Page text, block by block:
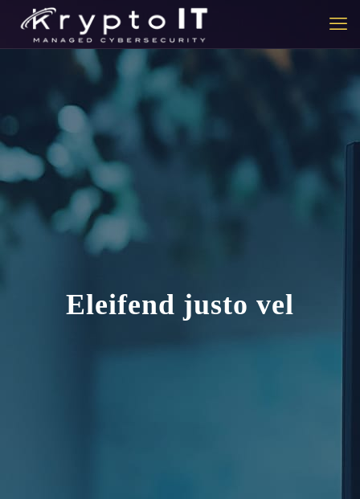
Eleifend justo vel